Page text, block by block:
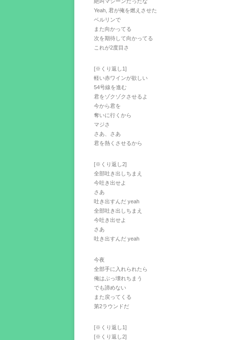
Yeah, 君が俺を燃えさせた
ベルリンで
また向かってる
次を期待して向かってる
これが2度目さ
[※くり返し1]
軽い赤ワインが欲しい
54号線を進む
君をゾクゾクさせるよ
今から君を
奪いに行くから
マジさ
さあ、さあ
君を熱くさせるから
[※くり返し2]
全部吐き出しちまえ
今吐き出せよ
さあ
吐き出すんだ yeah
全部吐き出しちまえ
今吐き出せよ
さあ
吐き出すんだ yeah
今夜
全部手に入れられたら
俺はぶっ壊れちまう
でも諦めない
また戻ってくる
第2ラウンドだ
[※くり返し1]
[※くり返し2]